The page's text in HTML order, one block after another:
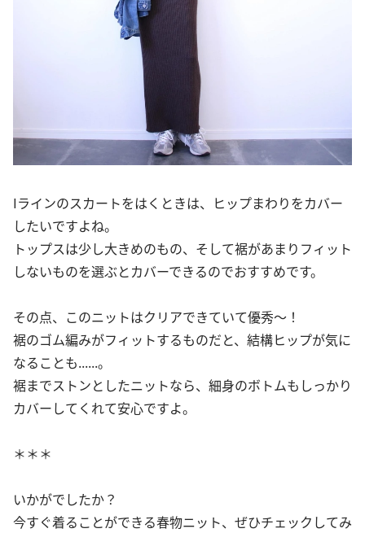
Iラインのスカートをはくときは、ヒップまわりをカバー
したいですよね。
トップスは少し大きめのもの、そして裾があまりフィット
しないものを選ぶとカバーできるのでおすすめです。
その点、このニットはクリアできていて優秀〜！
裾のゴム編みがフィットするものだと、結構ヒップが気に
なることも......。
裾までストンとしたニットなら、細身のボトムもしっかり
カバーしてくれて安心ですよ。
＊＊＊
いかがでしたか？
今すぐ着ることができる春物ニット、ぜひチェックしてみ